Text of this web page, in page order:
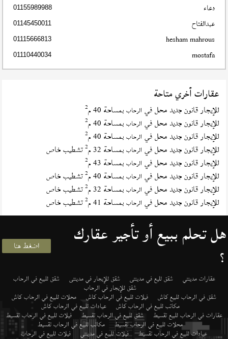
دعاء 01155989988
عبدالفتاح 01145450011
hesham mahrous
01115666813
mostafa
01110440034
عقارات أخري متاحة
للإيجار قانون جديد محل في الرحاب بمساحة 40 م 2
للإيجار قانون جديد محل في الرحاب بمساحة 40 م 2
للإيجار قانون جديد محل في الرحاب بمساحة 40 م 2
للإيجار قانون جديد محل في الرحاب بمساحة 32 م 2تشطيب خاص
للإيجار قانون جديد محل في الرحاب بمساحة 43 م 2
للإيجار قانون جديد محل في الرحاب بمساحة 40 م 2تشطيب خاص
للإيجار قانون جديد محل في الرحاب بمساحة 32 م 2تشطيب خاص
للإيجار قانون جديد محل في الرحاب بمساحة 41 م 2تشطيب خاص
هل تحلم ببيع أو تأجير عقارك
؟ اضغط هنا
عقارات مدينتي شقق لليع في مدينتى شقق للإيجار في مدينتى شقق للبيع في الرحاب
شقق للإيجار في الرحاب
شقق في الرحاب للبيع كاش فيلات للبيع في الرحاب كاش محلات للبيع في الرحاب كاش
مكاتب للبيع في الرحاب كاش عيادات للبيع في الرحاب كاش
عقارات في الرحاب للبيع تقسيط شقق للبيع في الرحاب تقسيط فيلات للبيع في الرحاب تقسيط
محلات للبيع في الرحاب تقسيط مكاتب للبيع في الرحاب تقسيط
عيادات للبيع في الرحاب تقسيط فيلات للبيع في مدينتي فيلات للبيع في الرحاب